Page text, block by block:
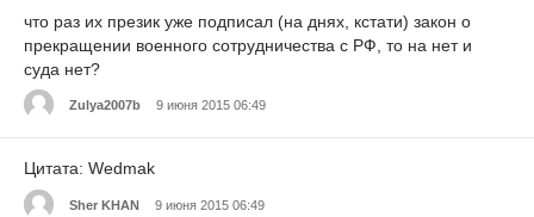
что раз их презик уже подписал (на днях, кстати) закон о
прекращении военного сотрудничества с РФ, то на нет и
суда нет?
Zulya2007b 9 июня 2015 06:49
Цитата: Wedmak
Sher KHAN 9 июня 2015 06:49